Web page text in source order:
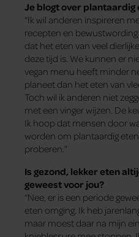
Je blogt over plantaardig
“Ik wil anderen inspireren
recepten en
dat het eten van veel
deze tijd is. We kunnen er
vegan menu heeft minder
planeet dan het eten van
Toch wil ik anderen niet
met een vinger wijzen. De
Ik hoop dat mensen door
worden om plantaardig
proberen.”
Is gezond, lekker eten
geweest voor jou?
“Nee, er is een periode
eten omging. Ik heb
maar moest daar na mijn